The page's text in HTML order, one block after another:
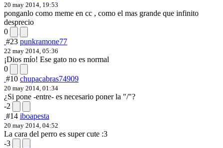
20 may 2014, 19:53
ponganlo como meme en cc , como el mas grande que infinito
desprecio
0
#23 punkramone77
22 may 2014, 05:36
¡Dios mío! Ese gato no es normal
0
#10 chupacabras74909
20 may 2014, 01:34
¿Si pone -entre- es necesario poner la "/"?
-2
#14 iboapesta
20 may 2014, 04:52
La cara del perro es super cute :3
-3